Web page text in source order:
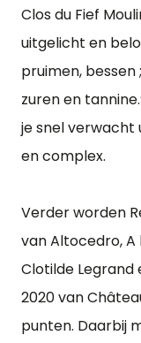
Clos du Fief
uitgelicht en
pruimen,
zuren en
je snel verwacht
en complex.
Verder worden
van Altocedro, A
Clotilde Legrand
2020 van
punten. Daarbij